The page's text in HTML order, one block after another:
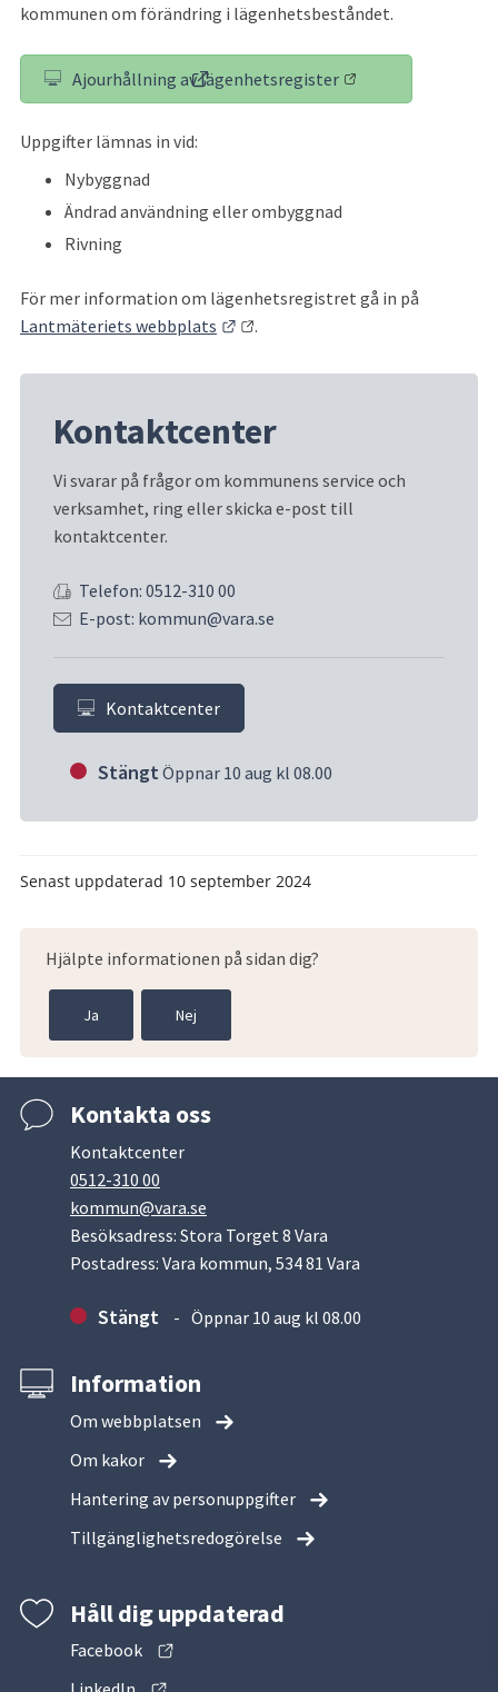
kommunen om förändring i lägenhetsbeståndet.
Ajourhållning av lägenhetsregister
(länk till annan webbplats)
Uppgifter lämnas in vid:
Nybyggnad
Ändrad användning eller ombyggnad
Rivning
Lantmäteriets webbplats
Länk till annan webbplats.
.
Kontaktcenter
Vi svarar på frågor om kommunens service och
verksamhet, ring eller skicka e-post till
kontaktcenter.
Telefon: 0512-310 00
E-post: kommun@vara.se
Kontaktcenter
Stängt Öppnar 10 aug kl 08.00
Senast uppdaterad 10 september 2024
Hjälpte informationen på sidan dig?
Ja Nej
Kontakta oss
Kontaktcenter
0512-310 00
kommun@vara.se
Besöksadress: Stora Torget 8 Vara
Postadress: Vara kommun, 534 81 Vara
Stängt Öppnar 10 aug kl 08.00
Information
Om webbplatsen
Om kakor
Hantering av personuppgifter
Tillgänglighetsredogörelse
Håll dig uppdaterad
Facebook